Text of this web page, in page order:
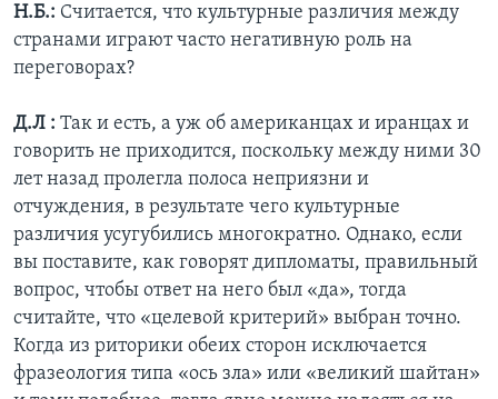
Н.Б.: Считается, что культурные различия между
странами играют часто негативную роль на
переговорах?
Д.Л : Так и есть, а уж об американцах и иранцах и
говорить не приходится, поскольку между ними 30
лет назад пролегла полоса неприязни и
отчуждения, в результате чего культурные
различия усугубились многократно. Однако, если
вы поставите, как говорят дипломаты, правильный
вопрос, чтобы ответ на него был «да», тогда
считайте, что «целевой критерий» выбран точно.
Когда из риторики обеих сторон исключается
фразеология типа «ось зла» или «великий шайтан»